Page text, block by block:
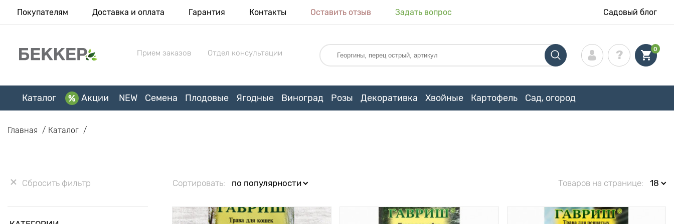
Покупателям Доставка и оплата Гарантия Контакты Оставить отзыв Задать вопрос Садовый блог
Прием заказов Отдел консультации 0
Каталог Акции NEW Семена Плодовые Ягодные Виноград Розы Декоративка Хвойные Картофель Сад, огород
Главная Каталог
Сбросить фильтр Сортировать: по популярности Товаров на странице: 18